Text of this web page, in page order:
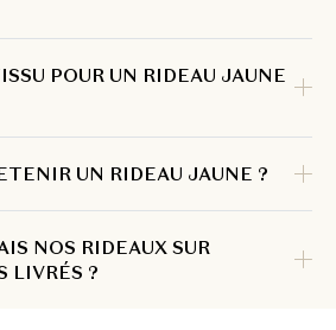
POUR UN RIDEAU JAUNE
UN RIDEAU JAUNE ?
NOS RIDEAUX SUR
LIVRÉS ?